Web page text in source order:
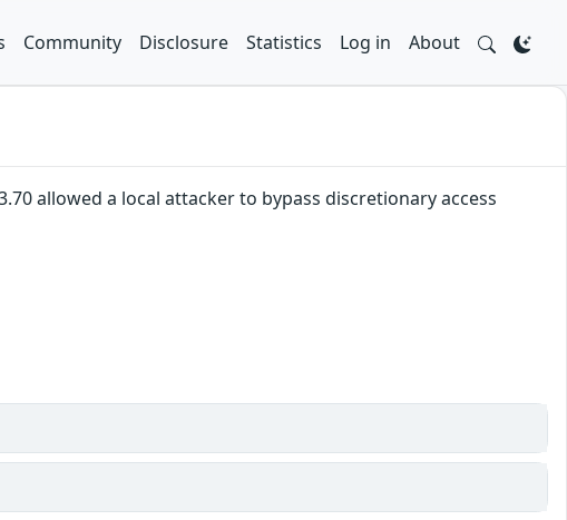
Community Disclosure Statistics Log in About
allowed a local attacker to bypass discretionary access